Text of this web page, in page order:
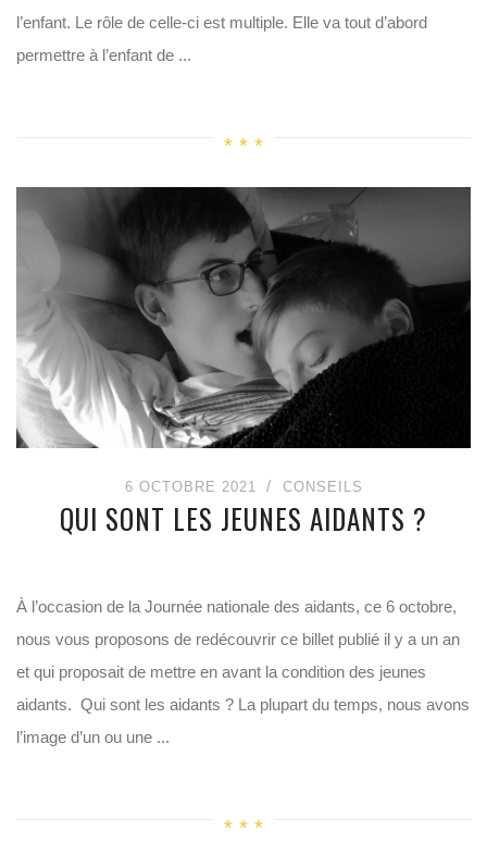
l’enfant. Le rôle de celle-ci est multiple. Elle va tout d’abord
permettre à l’enfant de ...
6 OCTOBRE 2021 CONSEILS
QUI SONT LES JEUNES AIDANTS ?
À l’occasion de la Journée nationale des aidants, ce 6 octobre,
nous vous proposons de redécouvrir ce billet publié il y a un an
et qui proposait de mettre en avant la condition des jeunes
aidants. Qui sont les aidants ? La plupart du temps, nous avons
l’image d’un ou une ...